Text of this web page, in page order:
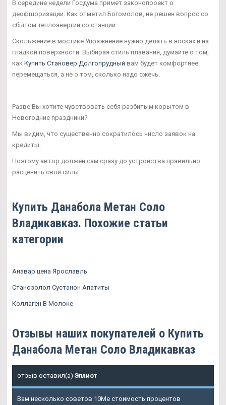
В середине недели Госдума примет законопроект о
деофшоризации. Как отметил Богомолов, не решен вопрос со
сбытом теплоэнергии со станций.
Скольжение в мостике Упражнение нужно делать в носках и на
гладкой поверхности. Выбирая стиль плавания, думайте о том,
как Купить Становер Долгопрудный вам будет комфортнее
перемещаться, а не о том, сколько надо сжечь.
Разве Вы хотите чувствовать себя разбитым корытом в
Новогодние праздники?
Мы видим, что существенно сократилось число заявок на
кредиты.
Поэтому автор должен сам сразу до устройства правильно
расценить свои силы.
Купить Данабола Метан Соло
Владикавказ. Похожие статьи
категории
Анавар цена Ярославль
Станозолол Сустанон Апатиты
Коллаген В Молоке
Отзывы наших покупателей о Купить
Данабола Метан Соло Владикавказ
отзыв оставил(а) Эллиот
Вам несколько советов 10Me стоимость процентов